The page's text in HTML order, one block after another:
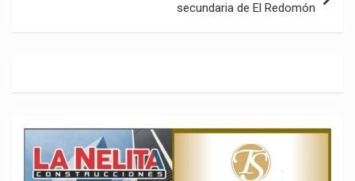
secundaria de El Redomón